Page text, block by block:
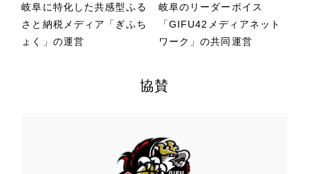
岐阜に特化した共感型ふる
さと納税メディア「ぎふち
ょく」の運営
岐阜のリーダーボイス
「GIFU42メディアネット
ワーク」の共同運営
協賛